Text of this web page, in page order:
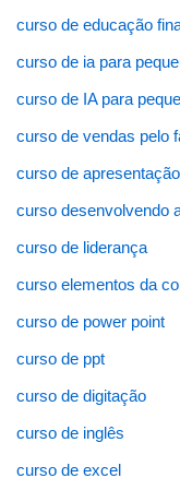
curso de educação
curso de ia para
curso de IA para
curso de vendas pelo
curso de apresentação
curso desenvolvendo
curso de liderança
curso elementos da
curso de power point
curso de ppt
curso de digitação
curso de inglês
curso de excel